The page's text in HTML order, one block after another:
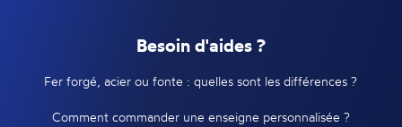
Besoin d'aides ?
Fer forgé, acier ou fonte : quelles sont les différences ?
Comment commander une enseigne personnalisée ?